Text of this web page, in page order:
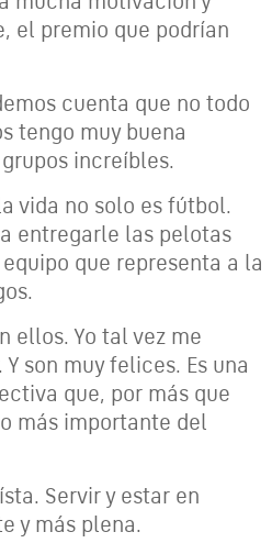
el premio que podrían
cuenta que no todo
tengo muy buena
increíbles.
vida no solo es fútbol.
entregarle las pelotas
que representa a la
ellos. Yo tal vez me
son muy felices. Es una
que, por más que
más importante del
Servir y estar en
y más plena.